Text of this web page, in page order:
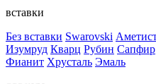
вставки
Без вставки Swarovski
Изумруд Кварц Рубин Сапфир
Фианит Хрусталь Эмаль